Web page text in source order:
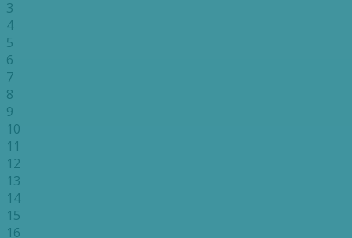
3
4
5
6
7
8
9
10
11
12
13
14
15
16